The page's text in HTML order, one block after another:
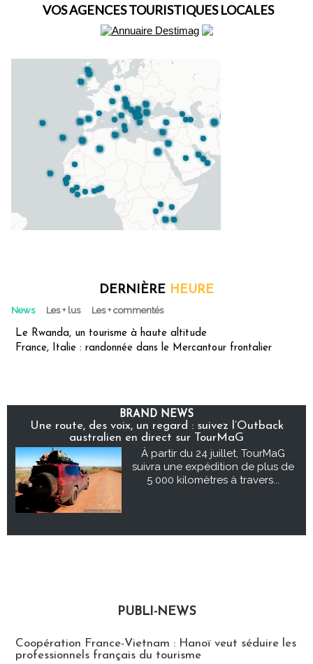
VOS AGENCES TOURISTIQUES LOCALES
DERNIÈRE HEURE
News Les + lus Les + commentés
Le Rwanda, un tourisme à haute altitude
France, Italie : randonnée dans le Mercantour frontalier
BRAND NEWS
Une route, des voix, un regard : suivez l’Outback
australien en direct sur TourMaG
À partir du 24 juillet, TourMaG
suivra une expédition de plus de
5 000 kilomètres à travers...
PUBLI-NEWS
Coopération France-Vietnam : Hanoï veut séduire les
professionnels français du tourisme